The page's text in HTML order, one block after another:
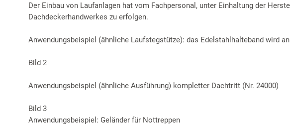
Der Einbau von Laufanlagen hat vom Fachpersonal, unter Einhaltung der
Dachdeckerhandwerkes zu erfolgen.
Anwendungsbeispiel (ähnliche Laufstegstütze): das Edelstahlhalteband wird
Bild 2
Anwendungsbeispiel (ähnliche Ausführung) kompletter Dachtritt (Nr. 24000)
Bild 3
Anwendungsbeispiel: Geländer für Nottreppen